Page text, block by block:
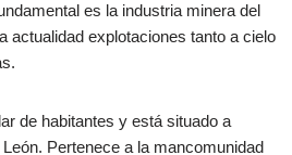
es la industria minera del
actualidad explotaciones tanto a cielo
de habitantes y está situado a
Pertenece a la mancomunidad